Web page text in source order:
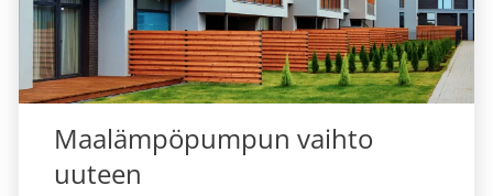
Maalämpöpumpun vaihto
uuteen